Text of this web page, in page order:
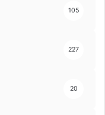
105
227
20